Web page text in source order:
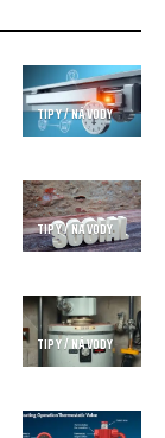
TIPY / NÁVODY
TIPY / NÁVODY
TIPY / NÁVODY